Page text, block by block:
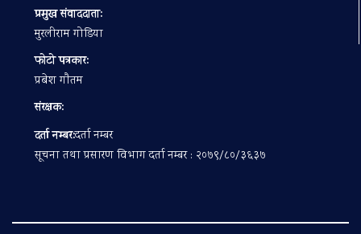
प्रमुख संवाददाता:
मुरलीराम गोडिया
फोटो पत्रकार:
प्रबेश गाैतम
संरक्षक:
दर्ता नम्बर:दर्ता नम्बर
सूचना तथा प्रसारण विभाग दर्ता नम्बर : २०७९/८०/३६३७